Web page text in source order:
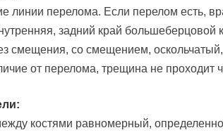
линии перелома. Если перелом есть,
задний край большеберцовой
смещения, со смещением,
от перелома, трещина не проходит
костями равномерный,